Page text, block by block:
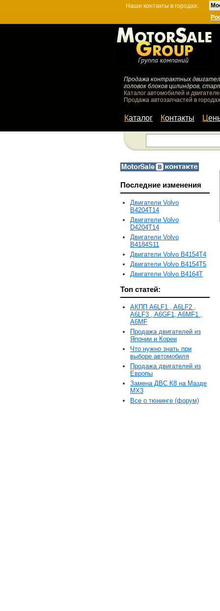
Наши контакты в городах:
Продажа контрактных
головок блоков цилиндров,
Каталог автомобилей и
Продажа автозапчастей в
Каталог Контакты
Последние изменения
Двигатели Volvo
B4204T14
Двигатели Volvo
D4204T14
Двигатели Volvo
B4184S11
Двигатели Volvo B4154T4
Двигатели Volvo B4154T5
Двигатели Volvo B4164T
Топ статей:
АКПП A6LF1 , A6LF2 ,
A6LF3 , A6GF1, A6MF1 ,
A6MF
Продажа двигателей из
Японии и Кореи
Что нужно знать при
выборе автомобиля
Продажа двигателей из
Европы
Замена ДВС К8 на Мазде
MX3
Все о тюнинге (форум)